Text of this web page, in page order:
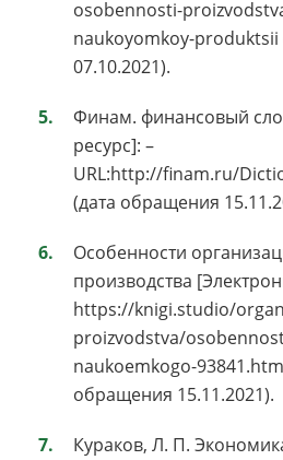
osobennosti-
naukoyomkoy-
07.10.2021).
Финам. финансовый
ресурс]: –
URL:http://finam.ru/
(дата обращения
Особенности
производства
https://knigi.studio/
proizvodstva/
naukoemkogo-
обращения 15.11.2021).
Кураков, Л. П.